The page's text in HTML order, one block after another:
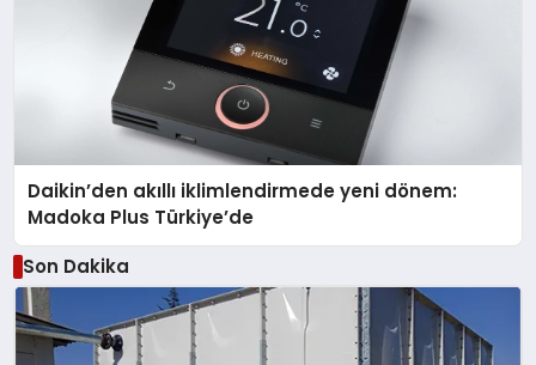
Daikin’den akıllı iklimlendirmede yeni dönem:
Madoka Plus Türkiye’de
Son Dakika